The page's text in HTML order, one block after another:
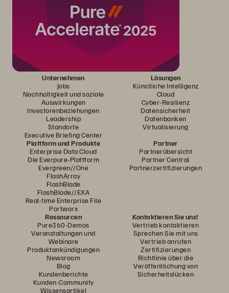
Unternehmen
Jobs
Nachhaltigkeit und soziale
Auswirkungen
Investorenbeziehungen
Leadership
Standorte
Executive Briefing Center
Lösungen
Künstliche Intelligenz
Cloud
Cyber-Resilienz
Datensicherheit
Datenbanken
Virtualisierung
Plattform und Produkte
Enterprise Data Cloud
Die Everpure-Plattform
Evergreen//One
FlashArray
FlashBlade
FlashBlade//EXA
Real-time Enterprise File
Portworx
Partner
Partnerübersicht
Partner Central
Partnerzertifizierungen
Ressourcen
Pure360-Demos
Veranstaltungen und
Webinare
Produktankündigungen
Newsroom
Blog
Kundenberichte
Kunden-Community
Wissensartikel
Kontaktieren Sie uns!
Vertrieb kontaktieren
Sprechen Sie mit uns
Vertrieb anrufen
Zertifizierungen
Richtlinie über die
Veröffentlichung von
Sicherheitslücken